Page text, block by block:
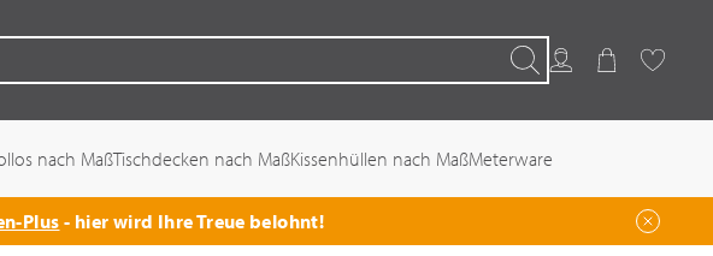
SuchenKundenkonto
WarenkorbFavoriten
nach MaßTischdecken nach MaßKissenhüllen nach MaßMeterware
Plus- hier wird Ihre Treue belohnt!